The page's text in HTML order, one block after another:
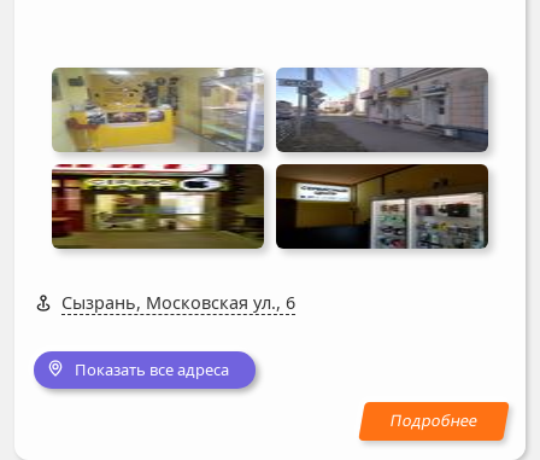
Сызрань, Московская ул., 6
Показать все адреса